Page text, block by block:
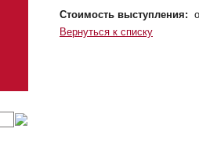
Стоимость выступления:
Вернуться к списку